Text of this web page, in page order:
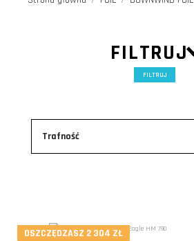
FILTRUJ
FILTRUJ
Trafność
OSZCZĘDZASZ 2 304 ZŁ